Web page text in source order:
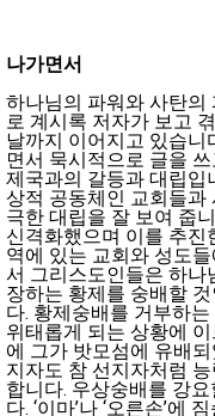
나가면서
하나님의 파워와 사탄의
로 계시록 저자가 보고
날까지 이어지고 있습니
면서 묵시적으로 글을
제국과의 갈등과 대립입
상적 공동체인 교회들과
극한 대립을 잘 보여 줍
신격화했으며 이를 추진
역에 있는 교회와 성도
서 그리스도인들은 하나
장하는 황제를 숭배할
다. 황제숭배를 거부하
위태롭게 되는 상황에
에 그가 밧모섬에 유배
지자도 참 선지자처럼
합니다. 우상숭배를 강요
다. ‘이마’나 ‘오른손’에